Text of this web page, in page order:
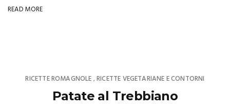
READ MORE
RICETTE ROMAGNOLE ,RICETTE VEGETARIANE E CONTORNI
Patate al Trebbiano